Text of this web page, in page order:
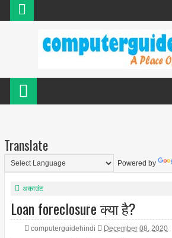
Translate
Powered by
अकाउंट
Loan foreclosure क्या है?
computerguidehindi December 08, 2020